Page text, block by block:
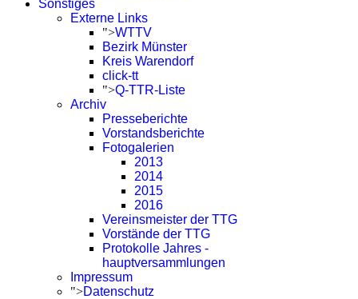
Sonstiges
Externe Links
">WTTV
Bezirk Münster
Kreis Warendorf
click-tt
">Q-TTR-Liste
Archiv
Presseberichte
Vorstandsberichte
Fotogalerien
2013
2014
2015
2016
Vereinsmeister der TTG
Vorstände der TTG
Protokolle Jahres -
hauptversammlungen
Impressum
">Datenschutz